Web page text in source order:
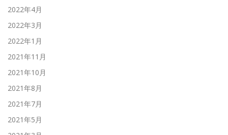
2022年4月
2022年3月
2022年1月
2021年11月
2021年10月
2021年8月
2021年7月
2021年5月